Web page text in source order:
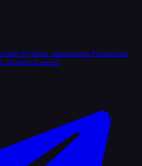
Пункты самовывоза Реквизиты
оформить заказ?